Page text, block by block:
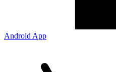
Android App